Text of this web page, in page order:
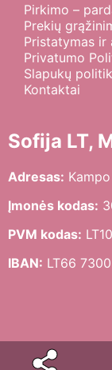
Pirkimo –
Prekių
Pristatymas ir
Privatumo
Slapukų
Kontaktai
Sofija LT,
Adresas:
Įmonės kodas:
PVM kodas:
IBAN: LT66